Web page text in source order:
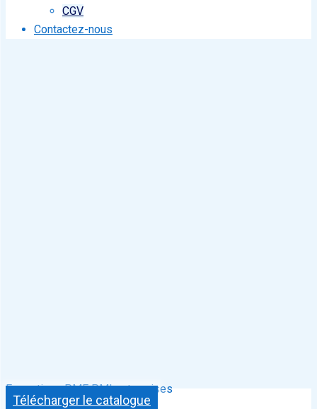
CGV
Contactez-nous
Formations PME PMI entreprises
Télécharger le catalogue